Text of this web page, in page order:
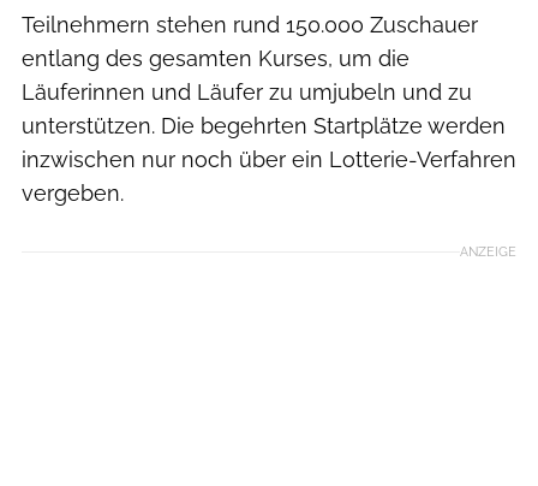
Teilnehmern stehen rund 150.000 Zuschauer
entlang des gesamten Kurses, um die
Läuferinnen und Läufer zu umjubeln und zu
unterstützen. Die begehrten Startplätze werden
inzwischen nur noch über ein Lotterie-Verfahren
vergeben.
ANZEIGE